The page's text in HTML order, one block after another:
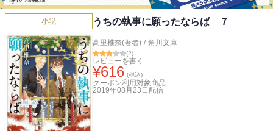
小説 うちの執事に願ったならば ７
高里椎奈(著者) / 角川文庫
(2)
レビューを書く
¥616 (税込)
クーポン利用対象商品
2019年08月23日 配信